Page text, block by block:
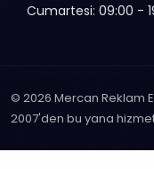
Cumartesi: 09:00 -
© 2026 Mercan Reklam
2007'den bu yana